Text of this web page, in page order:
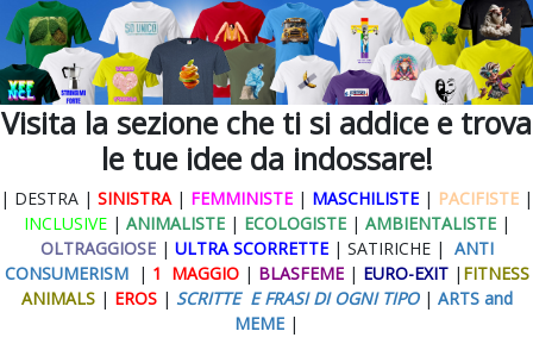
Visita la sezione che ti si addice e trova
le tue idee da indossare!
| DESTRA | SINISTRA| FEMMINISTE | MASCHILISTE | PACIFISTE |
INCLUSIVE| ANIMALISTE| ECOLOGISTE | AMBIENTALISTE|
OLTRAGGIOSE| ULTRA SCORRETTE | SATIRICHE | ANTI
CONSUMERISM | 1 MAGGIO| BLASFEME | EURO-EXIT| FITNESS
ANIMALS| EROS| SCRITTE E FRASI DI OGNI TIPO | ARTS and
MEME |